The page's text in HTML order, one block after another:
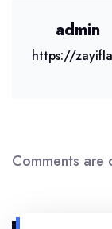
admin
https://
Comments